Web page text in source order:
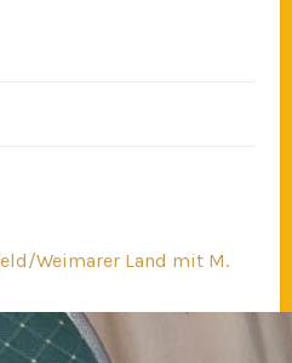
Weimarer Land mit M.